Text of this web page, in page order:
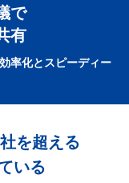
で
有
とスピーディー
を超える
いる